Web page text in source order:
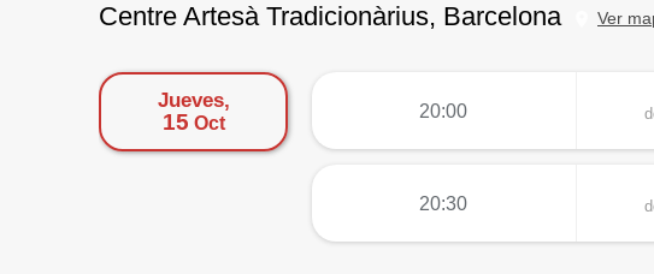
Centre Artesà Tradicionàrius, Barcelona Ver
Jueves,
15 Oct
20:00
20:30